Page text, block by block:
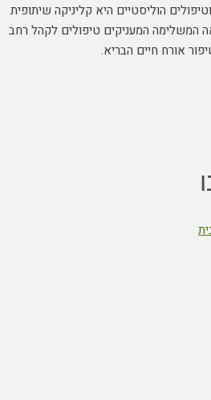
הוליסטיים היא קליניקה שיתופית
המשלימה המעניקים טיפולים לקהל רחב
אורח חיים הבריא.